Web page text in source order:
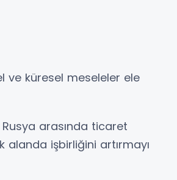
ve küresel meseleler ele
arasında ticaret
işbirliğini artırmayı